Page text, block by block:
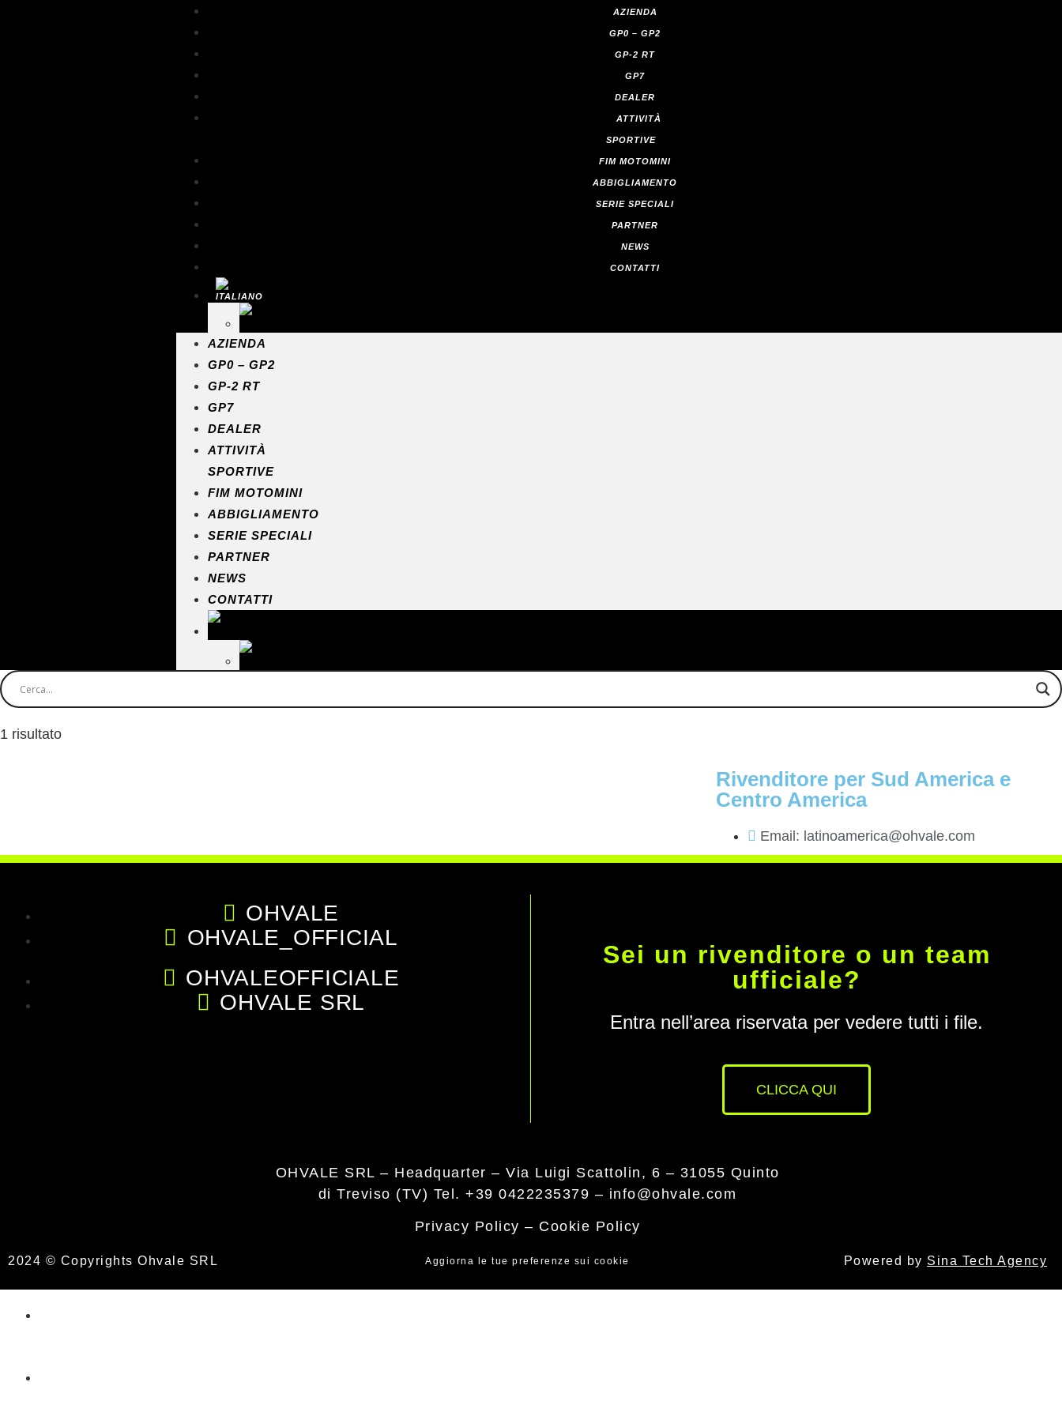
AZIENDA
GP0 – GP2
GP-2 RT
GP7
DEALER
ATTIVITÀ
SPORTIVE
FIM MOTOMINI
ABBIGLIAMENTO
SERIE SPECIALI
PARTNER
NEWS
CONTATTI
AZIENDA
GP0 – GP2
GP-2 RT
GP7
DEALER
ATTIVITÀ
SPORTIVE
FIM MOTOMINI
ABBIGLIAMENTO
SERIE SPECIALI
PARTNER
NEWS
CONTATTI
1 risultato
Rivenditore per Sud America e
Centro America
Email: latinoamerica@ohvale.com
OHVALE
OHVALE_OFFICIAL
OHVALEOFFICIALE
OHVALE SRL
Sei un rivenditore o un team
ufficiale?
Entra nell’area riservata per vedere tutti i file.
CLICCA QUI
2024 © Copyrights Ohvale SRL
OHVALE SRL – Headquarter –Via Luigi Scattolin, 6 – 31055 Quinto
di Treviso (TV) Tel. +39 0422235379 – info@ohvale.com
Privacy Policy – Cookie Policy
Aggiorna le tue preferenze sui cookie Powered by Sina Tech Agency